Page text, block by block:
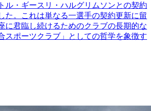
ル・ギースリ・ハルグリムソンとの契約
た。これは単なる一選手の契約更新に留
に君臨し続けるためのクラブの長期的な
スポーツクラブ」としての哲学を象徴す